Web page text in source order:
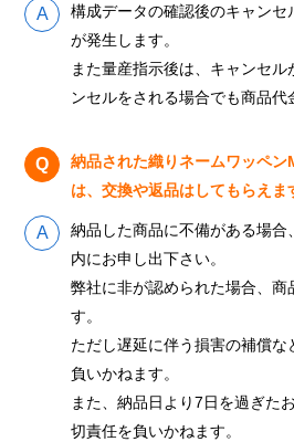
構成データの確認後のキャンセ
が発生します。
また量産指示後は、キャンセル
ンセルをされる場合でも商品代
納品された織りネームワッペン
は、交換や返品はしてもらえま
納品した商品に不備がある場合
内にお申し出下さい。
弊社に非が認められた場合、商
す。
ただし遅延に伴う損害の補償な
負いかねます。
また、納品日より7日を過ぎた
切責任を負いかねます。